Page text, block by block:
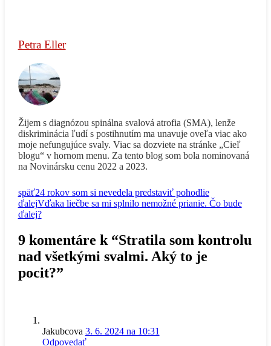
Petra Eller
Žijem s diagnózou spinálna svalová atrofia (SMA), lenže
diskriminácia ľudí s postihnutím ma unavuje oveľa viac ako
moje nefungujúce svaly. Viac sa dozviete na stránke „Cieľ
blogu“ v hornom menu. Za tento blog som bola nominovaná
na Novinársku cenu 2022 a 2023.
späť24 rokov som si nevedela predstaviť pohodlie
ďalejVďaka liečbe sa mi splnilo nemožné prianie. Čo bude
ďalej?
9 komentáre k “Stratila som kontrolu
nad všetkými svalmi. Aký to je
pocit?”
Jakubcova 3. 6. 2024 na 10:31
Odpovedať